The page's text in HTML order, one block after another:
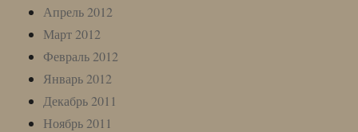
Апрель 2012
Март 2012
Февраль 2012
Январь 2012
Декабрь 2011
Ноябрь 2011